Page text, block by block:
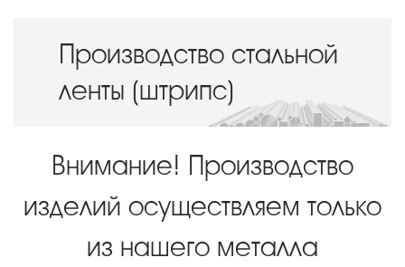
Производство стальной
ленты (штрипс)
Внимание! Производство
изделий осуществляем только
из нашего металла